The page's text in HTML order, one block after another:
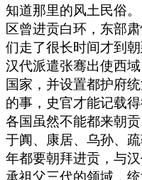
知道那里的风土民俗
区曾进贡白环，东部
们走了很长时间才到
汉代派遣张骞出使西
国家，并设置都护府
的事，史官才能记载
各国虽然不能都来朝
于阗、康居、乌孙、
年都要朝拜进贡，与
承祖父三代的领域，